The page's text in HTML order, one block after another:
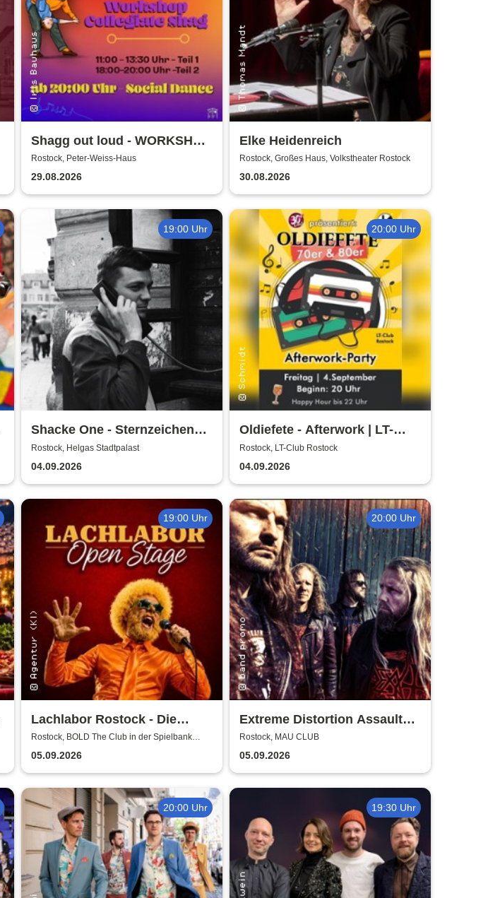
Shagg out loud - WORKSHOP
+ Social Dance | Peter Weiss
Haus Rostock
Rostock, Peter-Weiss-Haus
29.08.2026
Elke Heidenreich
Rostock, Großes Haus, Volkstheater Rostock
30.08.2026
19:00 Uhr
Shacke One - Sternzeichen
Boss Tour
Rostock, Helgas Stadtpalast
04.09.2026
20:00 Uhr
Oldiefete - Afterwork | LT-
Club Rostock
Rostock, LT-Club Rostock
04.09.2026
19:00 Uhr
Lachlabor Rostock - Die
Comedy-Testbühne im BOLD
The Club
Rostock, BOLD The Club in der Spielbank
Rostock
05.09.2026
20:00 Uhr
Extreme Distortion Assault
XV
Rostock, MAU CLUB
05.09.2026
20:00 Uhr 19:30 Uhr